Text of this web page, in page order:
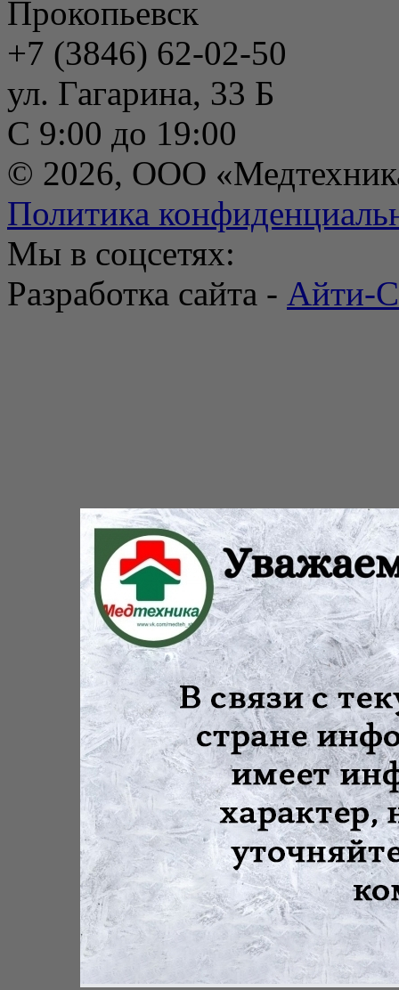
Прокопьевск
+7 (3846) 62-02-50
ул. Гагарина, 33 Б
С 9:00 до 19:00
© 2026, ООО
Политика
Мы в соцсетях:
Разработка сайта - Айти-